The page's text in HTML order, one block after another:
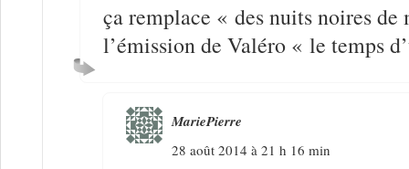
ça remplace « des nuits noires de
l’émission de Valéro « le temps
MariePierre
28 août 2014 à 21 h 16 min